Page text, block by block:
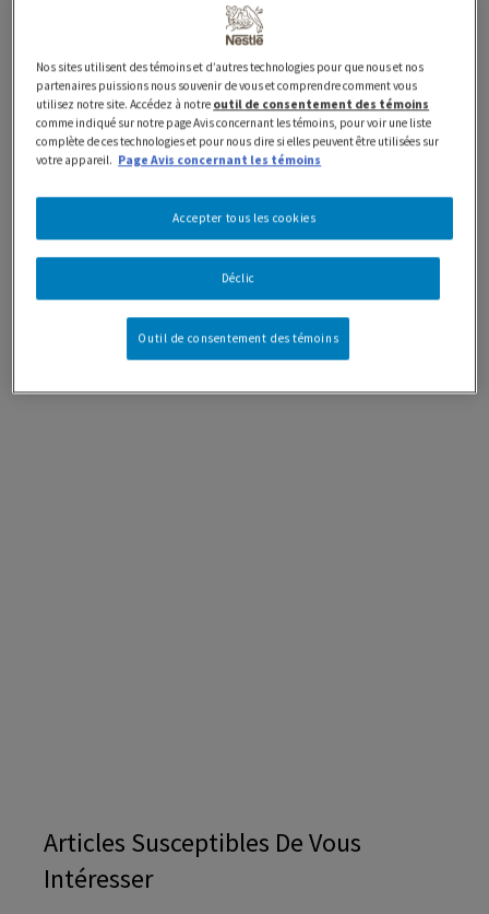
Articles Susceptibles De Vous
Intéresser
Nos sites utilisent des témoins et d’autres technologies pour que nous et nos
partenaires puissions nous souvenir de vous et comprendre comment vous
utilisez notre site. Accédez à notre outil de consentement des témoins
comme indiqué sur notre page Avis concernant les témoins, pour voir une liste
complète de ces technologies et pour nous dire si elles peuvent être utilisées sur
votre appareil. Page Avis concernant les témoins
Déclic
Accepter tous les cookies
Outil de consentement des témoins